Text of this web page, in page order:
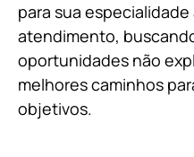
para sua
atendimento,
oportunidades não
melhores caminhos
objetivos.